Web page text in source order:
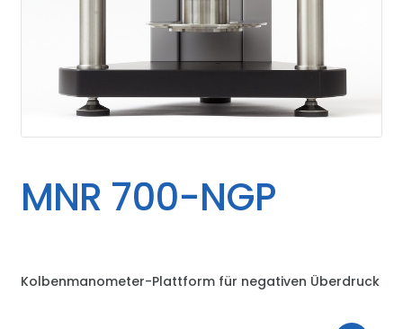
MNR 700-NGP
Kolbenmanometer-Plattform für negativen Überdruck